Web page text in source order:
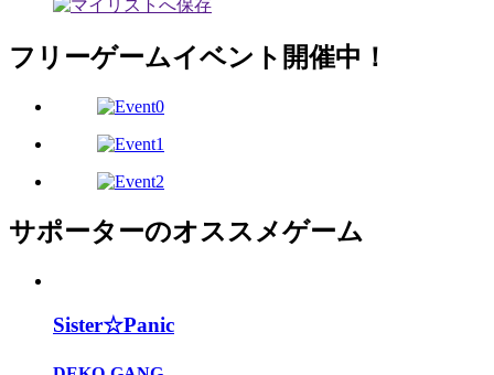
フリーゲームイベント開催中！
サポーターのオススメゲーム
Sister☆Panic